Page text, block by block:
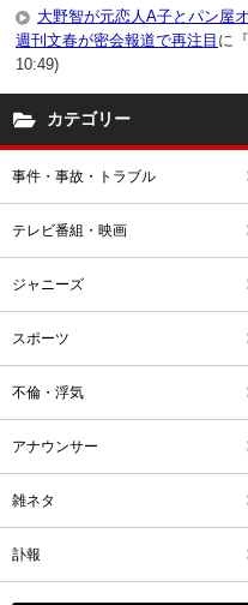
大野智が元恋人A子とパン屋
週刊文春が密会報道で再注目 に
10:49)
カテゴリー
事件・事故・トラブル
テレビ番組・映画
ジャニーズ
スポーツ
不倫・浮気
アナウンサー
雑ネタ
訃報